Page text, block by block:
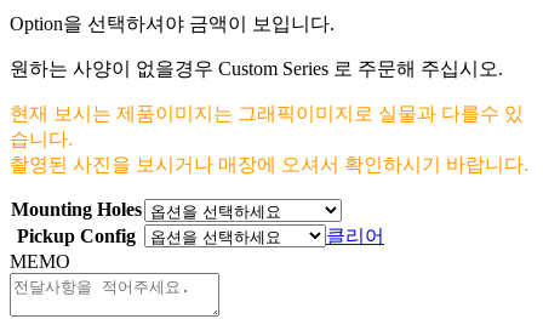
Option을 선택하셔야 금액이 보입니다.
원하는 사양이 없을경우 Custom Series 로 주문해 주십시오.
현재 보시는 제품이미지는 그래픽이미지로 실물과 다를수 있
습니다.
촬영된 사진을 보시거나 매장에 오셔서 확인하시기 바랍니다.
Mounting Holes
Pickup Config
클리어
MEMO